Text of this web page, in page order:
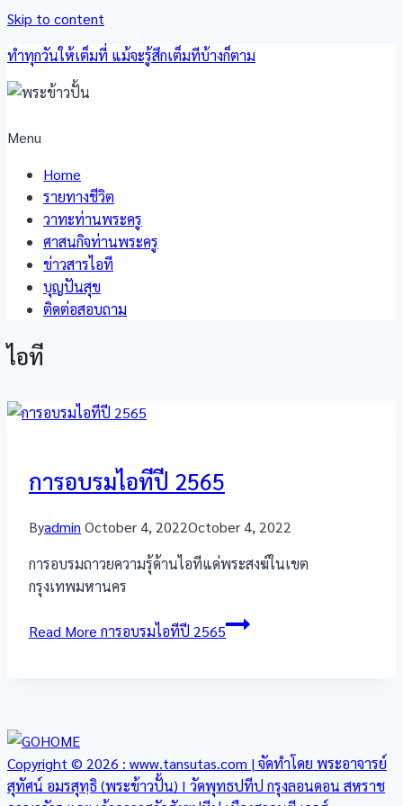
Skip to content
ทำทุกวันให้เต็มที่ แม้จะรู้สึกเต็มทีบ้างก็ตาม
Menu
Home
รายทางชีวิต
วาทะท่านพระครู
ศาสนกิจท่านพระครู
ข่าวสารไอที
บุญปันสุข
ติดต่อสอบถาม
ไอที
การอบรมไอทีปี 2565
Byadmin October 4, 2022October 4, 2022
การอบรมถาวยความรุ้ด้านไอทีแด่พระสงฆ์ในเขต
กรุงเทพมหานคร
Read More การอบรมไอทีปี 2565
Copyright © 2026 : www.tansutas.com | จัดทำโดย พระอาจารย์
สุทัศน์ อมรสุทฺธิ (พระข้าวปั้น) I วัดพุทธปทีป กรุงลอนดอน สหราช